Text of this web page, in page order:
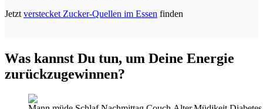
Jetzt verstecket Zucker-Quellen im Essen finden
Was kannst Du tun, um Deine Energie
zurückzugewinnen?